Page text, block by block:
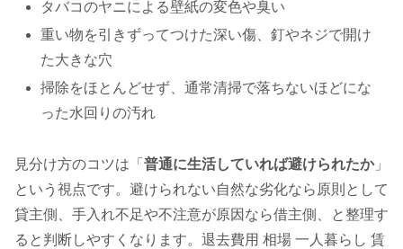
タバコのヤニによる壁紙の変色や臭い
重い物を引きずってつけた深い傷、釘やネジで開け
た大きな穴
掃除をほとんどせず、通常清掃で落ちないほどにな
った水回りの汚れ
見分け方のコツは「 普通に生活していれば避けられたか」
という視点です。避けられない自然な劣化なら原則として
貸主側、手入れ不足や不注意が原因なら借主側、と整理す
ると判断しやすくなります。退去費用 相場 一人暮らし 賃